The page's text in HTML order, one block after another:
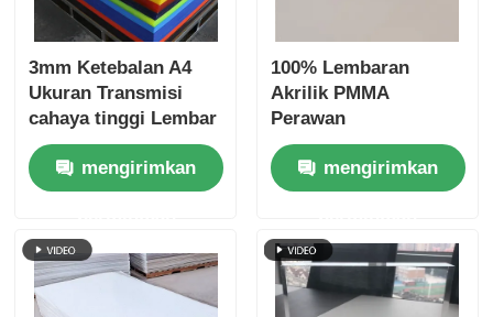
3mm Ketebalan A4
Ukuran Transmisi
cahaya tinggi Lembar
akrilik bening Panel
PMMA untuk signage
dan kerajinan
mengirimkan
100% Lembaran
Akrilik PMMA
Perawan
1220x2440mm untuk
Kinerja Pemotongan
Laser Unggul
mengirimkan